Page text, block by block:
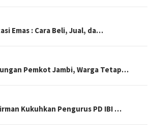
Emas : Cara Beli, Jual, da…
Pemkot Jambi, Warga Tetap…
Kukuhkan Pengurus PD IBI …